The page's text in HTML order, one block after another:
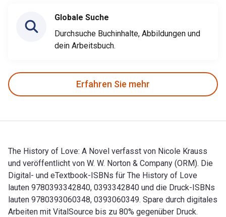
Globale Suche
Durchsuche Buchinhalte, Abbildungen und
dein Arbeitsbuch.
Erfahren Sie mehr
The History of Love: A Novel verfasst von Nicole Krauss
und veröffentlicht von W. W. Norton & Company (ORM). Die
Digital- und eTextbook-ISBNs für The History of Love
lauten 9780393342840, 0393342840 und die Druck-ISBNs
lauten 9780393060348, 0393060349. Spare durch digitales
Arbeiten mit VitalSource bis zu 80% gegenüber Druck.